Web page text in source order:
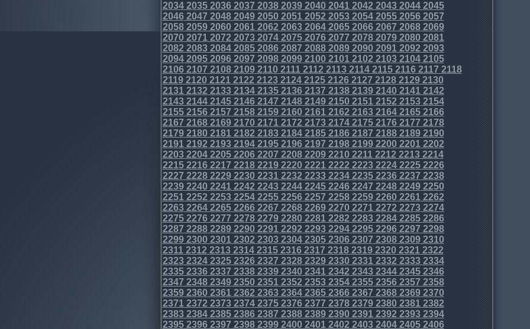
2034203520362037 20382039204020412042 204320442045
20462047 20482049205020512052 20532054205520562057
20582059206020612062 20632064206520662067 20682069
207020712072 20732074207520762077 2078207920802081
2082 20832084208520862087 20882089209020912092 2093
2094209520962097 20982099210021012102 210321042105
21062107 21082109211021112112 21132114211521162117 2118
2119212021212122 21232124212521262127 212821292130
21312132 21332134213521362137 21382139214021412142
21432144214521462147 21482149215021512152 21532154
215521562157 21582159216021612162 2163216421652166
2167 21682169217021712172 21732174217521762177 2178
2179218021812182 21832184218521862187 218821892190
21912192 21932194219521962197 21982199220022012202
22032204220522062207 22082209221022112212 22132214
221522162217 22182219222022212222 2223222422252226
2227 22282229223022312232 22332234223522362237 2238
2239224022412242 22432244224522462247 224822492250
22512252 22532254225522562257 22582259226022612262
22632264226522662267 22682269227022712272 22732274
227522762277 22782279228022812282 2283228422852286
2287 22882289229022912292 22932294229522962297 2298
2299230023012302 23032304230523062307 230823092310
23112312 23132314231523162317 23182319232023212322
23232324232523262327 23282329233023312332 23332334
233523362337 23382339234023412342 2343234423452346
2347 23482349235023512352 23532354235523562357 2358
2359236023612362 23632364236523662367 236823692370
23712372 23732374237523762377 23782379238023812382
23832384238523862387 23882389239023912392 23932394
239523962397 23982399240024012402 2403240424052406